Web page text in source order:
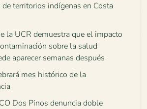
de territorios indígenas en Costa
la UCR demuestra que el impacto
sobre la salud
aparecer semanas después
mes histórico de la
Dos Pinos denuncia doble